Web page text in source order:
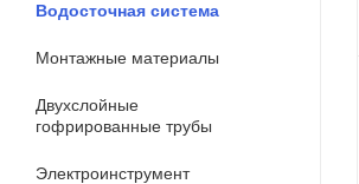
Водосточная система
Монтажные материалы
Двухслойные
гофрированные трубы
Электроинструмент